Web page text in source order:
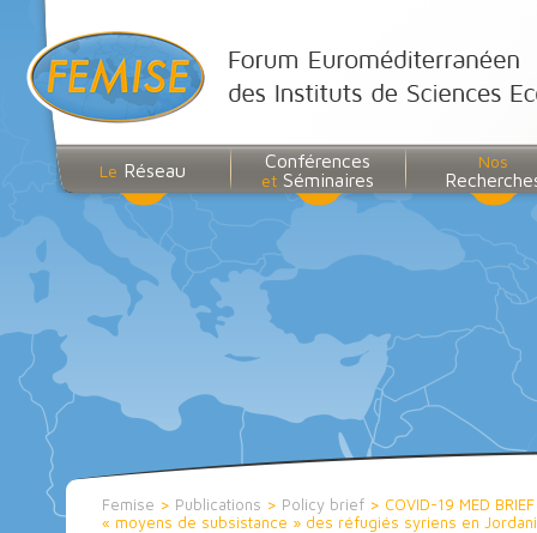
Le Réseau Conférences
et Séminaires
Nos
Femise > Publications > Policy brief > COVID-19 MED
« moyens de subsistance » des réfugiés syriens en